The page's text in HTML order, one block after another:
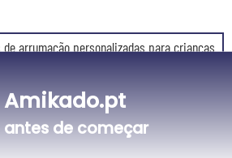
de arrumação personalizadas para crianças
de armazenamento útil
Esta bonita caixa de madeira
de começar